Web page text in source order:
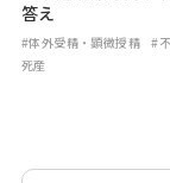
答え
#体外受精・顕微授精 #
死産